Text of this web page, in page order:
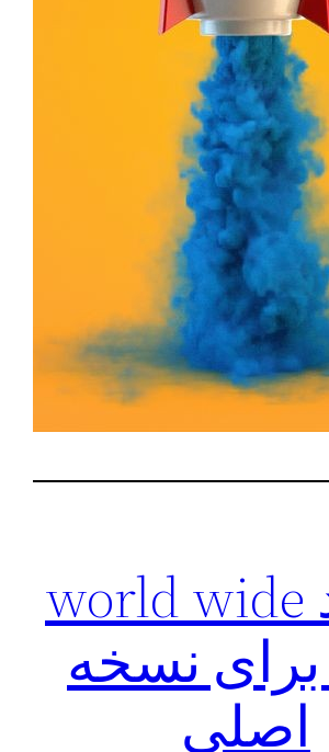
دانلود world wide
vpn برای نسخه
اصلی